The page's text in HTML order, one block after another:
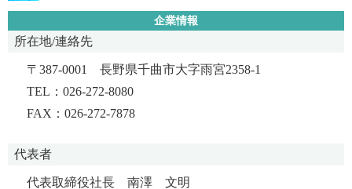
企業情報
所在地/連絡先
〒387-0001 長野県千曲市大字雨宮2358-1
TEL：026-272-8080
FAX：026-272-7878
代表者
代表取締役社長 南澤 文明